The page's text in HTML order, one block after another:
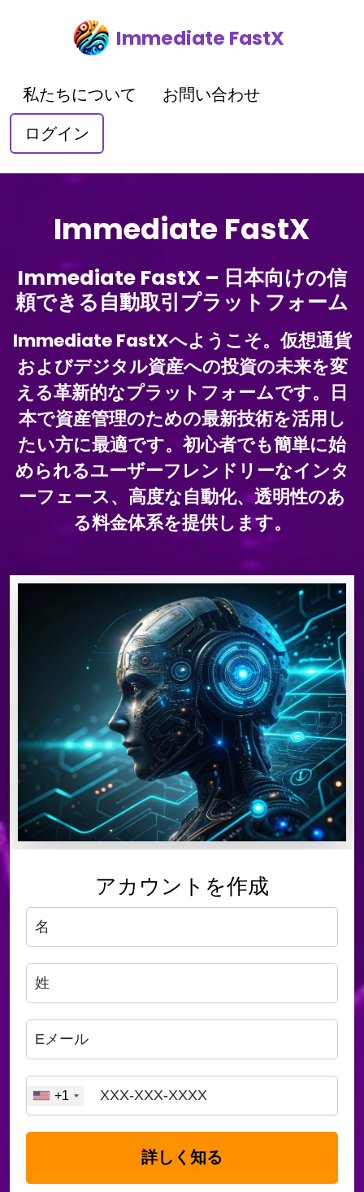
Immediate FastX
私たちについて
お問い合わせ
ログイン
Immediate FastX
Immediate FastX – 日本向けの信
頼できる自動取引プラットフォーム
Immediate FastXへようこそ。仮想通貨
およびデジタル資産への投資の未来を変
える革新的なプラットフォームです。日
本で資産管理のための最新技術を活用し
たい方に最適です。初心者でも簡単に始
められるユーザーフレンドリーなインタ
ーフェース、高度な自動化、透明性のあ
る料金体系を提供します。
アカウントを作成
+1
詳しく知る